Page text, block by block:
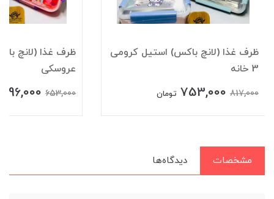
ظرف غذا (لانچ باکس) استیل کرومی
3 خانه
817,000
753,000 تومان
ظرف غذا (لانچ
عروسکی
653,000
596,000
مشخصات دیدگاه‌ها